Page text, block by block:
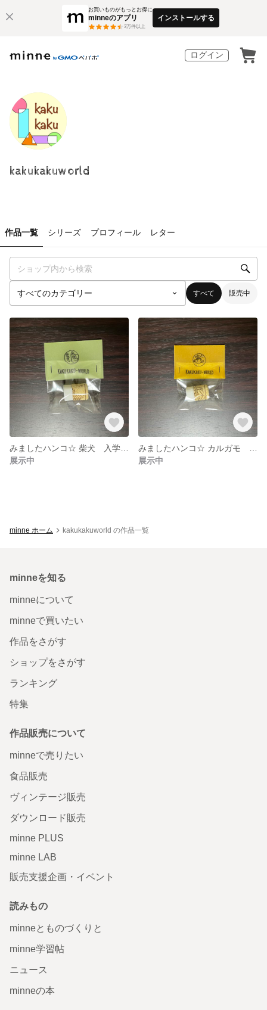
お買いものがもっとお得に
minneのアプリ
3万件以上
インストールする
ログイン
kakukakuworld
作品一覧 シリーズ プロフィール レター
すべて 販売中
展示中
展示中
minne ホーム kakukakuworld の作品一覧
minneを知る
minneについて
minneで買いたい
作品をさがす
ショップをさがす
ランキング
特集
作品販売について
minneで売りたい
食品販売
ヴィンテージ販売
ダウンロード販売
minne PLUS
minne LAB
販売支援企画・イベント
読みもの
minneとものづくりと
minne学習帖
ニュース
minneの本